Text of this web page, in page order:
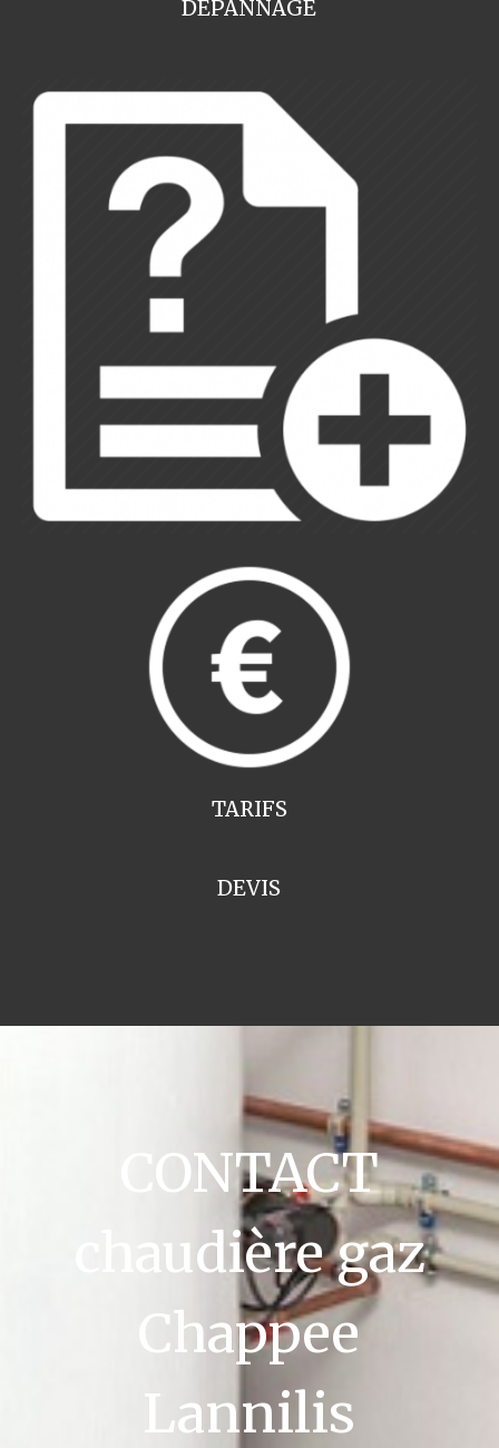
DEPANNAGE
TARIFS
DEVIS
CONTACT
chaudière gaz
Chappee
Lannilis